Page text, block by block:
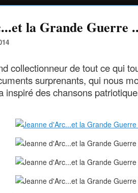
la Grande Guerre
collectionneur de tout ce qui
surprenants, qui nous
inspiré des chansons